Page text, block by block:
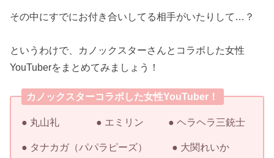
その中にすでにお付き合いしてる相手がいたりして…？
というわけで、カノックスターさんとコラボした女性
YouTuberをまとめてみましょう！
カノックスターコラボした女性YouTuber！
● 丸山礼 ● エミリン ● ヘラヘラ三銃士
● タナカガ（パパラピーズ） ● 大関れいか